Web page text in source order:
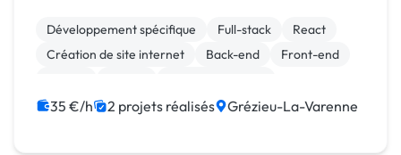
Développement spécifique Full-stack
React
Création de site internet
Back-end
Front-end
Migration ou refonte de site
35 €/h 2 projets réalisés Grézieu-La-Varenne